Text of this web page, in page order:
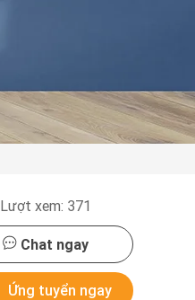
Lượt xem: 371
Chat ngay
Ứng tuyển ngay